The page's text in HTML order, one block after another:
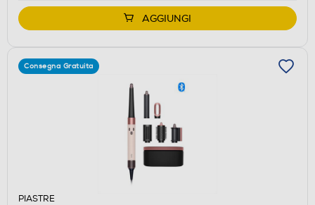
AGGIUNGI
Consegna Gratuita
PIASTRE